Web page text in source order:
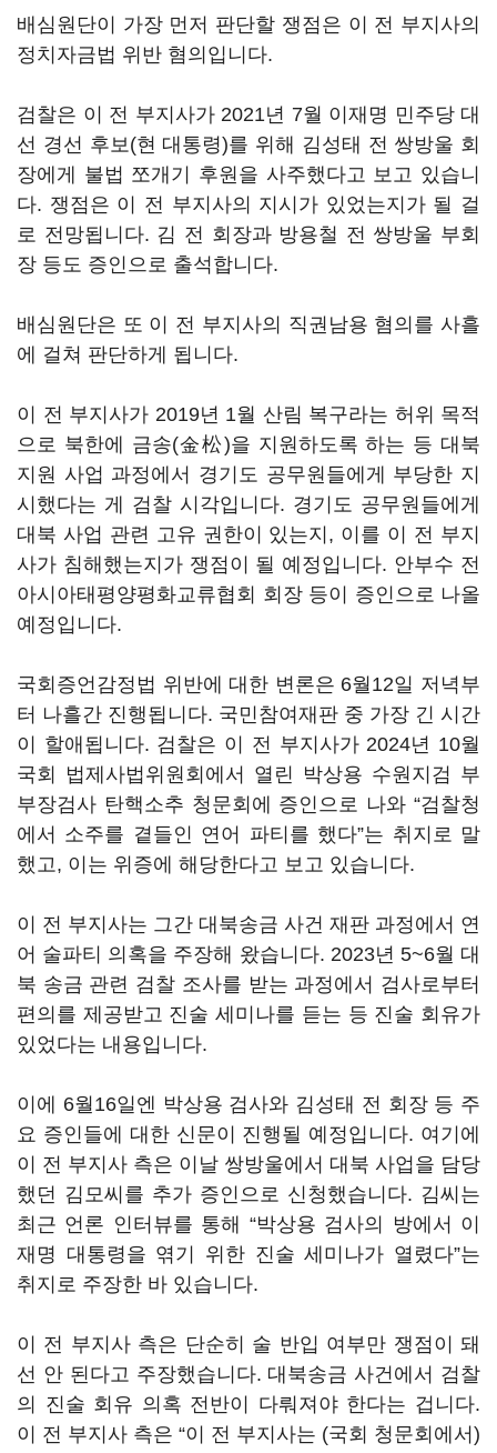
배심원단이 가장 먼저 판단할 쟁점은 이 전 부지사의
정치자금법 위반 혐의입니다.
검찰은 이 전 부지사가 2021년 7월 이재명 민주당 대
선 경선 후보(현 대통령)를 위해 김성태 전 쌍방울 회
장에게 불법 쪼개기 후원을 사주했다고 보고 있습니
다. 쟁점은 이 전 부지사의 지시가 있었는지가 될 걸
로 전망됩니다. 김 전 회장과 방용철 전 쌍방울 부회
장 등도 증인으로 출석합니다.
배심원단은 또 이 전 부지사의 직권남용 혐의를 사흘
에 걸쳐 판단하게 됩니다.
이 전 부지사가 2019년 1월 산림 복구라는 허위 목적
으로 북한에 금송(金松)을 지원하도록 하는 등 대북
지원 사업 과정에서 경기도 공무원들에게 부당한 지
시했다는 게 검찰 시각입니다. 경기도 공무원들에게
대북 사업 관련 고유 권한이 있는지, 이를 이 전 부지
사가 침해했는지가 쟁점이 될 예정입니다. 안부수 전
아시아태평양평화교류협회 회장 등이 증인으로 나올
예정입니다.
국회증언감정법 위반에 대한 변론은 6월12일 저녁부
터 나흘간 진행됩니다. 국민참여재판 중 가장 긴 시간
이 할애됩니다. 검찰은 이 전 부지사가 2024년 10월
국회 법제사법위원회에서 열린 박상용 수원지검 부
부장검사 탄핵소추 청문회에 증인으로 나와 “검찰청
에서 소주를 곁들인 연어 파티를 했다”는 취지로 말
했고, 이는 위증에 해당한다고 보고 있습니다.
이 전 부지사는 그간 대북송금 사건 재판 과정에서 연
어 술파티 의혹을 주장해 왔습니다. 2023년 5~6월 대
북 송금 관련 검찰 조사를 받는 과정에서 검사로부터
편의를 제공받고 진술 세미나를 듣는 등 진술 회유가
있었다는 내용입니다.
이에 6월16일엔 박상용 검사와 김성태 전 회장 등 주
요 증인들에 대한 신문이 진행될 예정입니다. 여기에
이 전 부지사 측은 이날 쌍방울에서 대북 사업을 담당
했던 김모씨를 추가 증인으로 신청했습니다. 김씨는
최근 언론 인터뷰를 통해 “박상용 검사의 방에서 이
재명 대통령을 엮기 위한 진술 세미나가 열렸다”는
취지로 주장한 바 있습니다.
이 전 부지사 측은 단순히 술 반입 여부만 쟁점이 돼
선 안 된다고 주장했습니다. 대북송금 사건에서 검찰
의 진술 회유 의혹 전반이 다뤄져야 한다는 겁니다.
이 전 부지사 측은 “이 전 부지사는 (국회 청문회에서)